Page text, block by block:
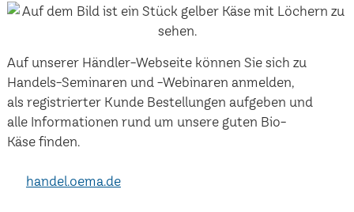
Auf unserer Händler-Webseite können Sie sich zu
Handels-Seminaren und -Webinaren anmelden,
als registrierter Kunde Bestellungen aufgeben und
alle Informationen rund um unsere guten Bio-
Käse finden.
handel.oema.de